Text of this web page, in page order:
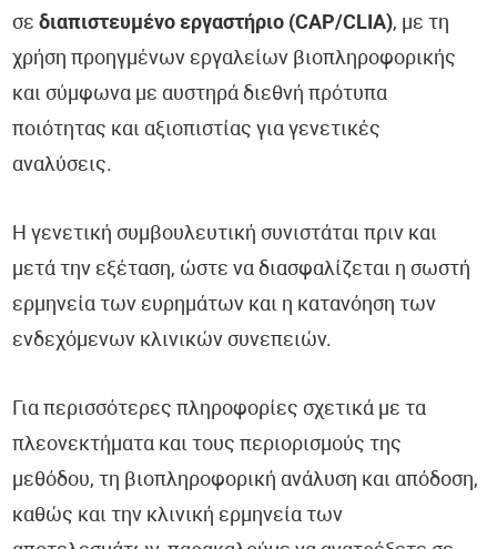
σεδιαπιστευμένο εργαστήριο (CAP/CLIA), με τη
χρήση προηγμένων εργαλείων βιοπληροφορικής
και σύμφωνα με αυστηρά διεθνή πρότυπα
ποιότητας και αξιοπιστίας για γενετικές
αναλύσεις.
Η γενετική συμβουλευτική συνιστάται πριν και
μετά την εξέταση, ώστε να διασφαλίζεται η σωστή
ερμηνεία των ευρημάτων και η κατανόηση των
ενδεχόμενων κλινικών συνεπειών.
Για περισσότερες πληροφορίες σχετικά με τα
πλεονεκτήματα και τους περιορισμούς της
μεθόδου, τη βιοπληροφορική ανάλυση και απόδοση,
καθώς και την κλινική ερμηνεία των